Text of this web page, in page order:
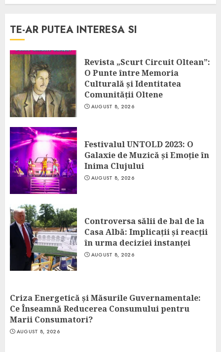
TE-AR PUTEA INTERESA SI
Revista „Scurt Circuit Oltean”:
O Punte între Memoria
Culturală și Identitatea
Comunității Oltene
AUGUST 8, 2026
Festivalul UNTOLD 2023: O
Galaxie de Muzică și Emoție în
Inima Clujului
AUGUST 8, 2026
Controversa sălii de bal de la
Casa Albă: Implicații și reacții
în urma deciziei instanței
AUGUST 8, 2026
Criza Energetică și Măsurile Guvernamentale:
Ce Înseamnă Reducerea Consumului pentru
Marii Consumatori?
AUGUST 8, 2026